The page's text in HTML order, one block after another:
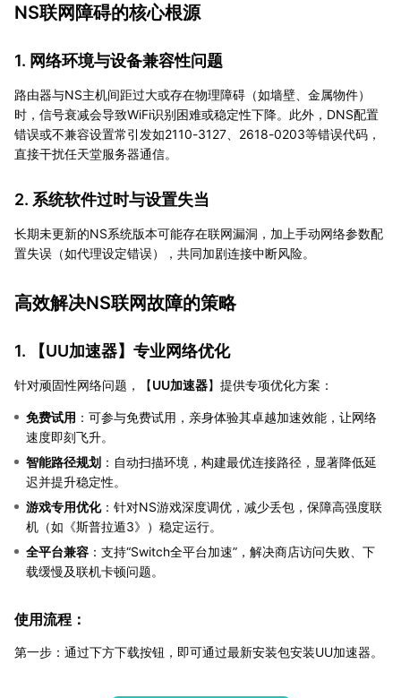
NS联网障碍的核心根源
1. 网络环境与设备兼容性问题
路由器与NS主机间距过大或存在物理障碍（如墙壁、金属物件）
时，信号衰减会导致WiFi识别困难或稳定性下降。此外，DNS配置
错误或不兼容设置常引发如2110-3127、2618-0203等错误代码，
直接干扰任天堂服务器通信。
2. 系统软件过时与设置失当
长期未更新的NS系统版本可能存在联网漏洞，加上手动网络参数配
置失误（如代理设定错误），共同加剧连接中断风险。
高效解决NS联网故障的策略
1. 【UU加速器】专业网络优化
针对顽固性网络问题，【UU加速器】提供专项优化方案：
免费试用 ：可参与免费试用，亲身体验其卓越加速效能，让网络
速度即刻飞升。
智能路径规划 ：自动扫描环境，构建最优连接路径，显著降低延
迟并提升稳定性。
游戏专用优化：针对NS游戏深度调优，减少丢包，保障高强度联
机（如《斯普拉遁3》）稳定运行。
全平台兼容 ：支持“Switch全平台加速”，解决商店访问失败、下
载缓慢及联机卡顿问题。
使用流程：
第一步：通过下方下载按钮，即可通过最新安装包安装UU加速器。